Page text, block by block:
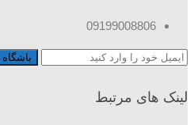
09199008806
لینک های مرتبط